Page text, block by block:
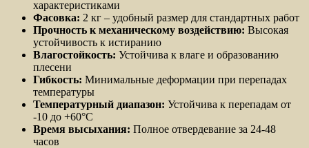
характеристиками
Фасовка: 2 кг – удобный размер для стандартных работ
Прочность к механическому воздействию: Высокая
устойчивость к истиранию
Влагостойкость: Устойчива к влаге и образованию
плесени
Гибкость: Минимальные деформации при перепадах
температуры
Температурный диапазон: Устойчива к перепадам от
-10 до +60°С
Время высыхания: Полное отвердевание за 24-48
часов